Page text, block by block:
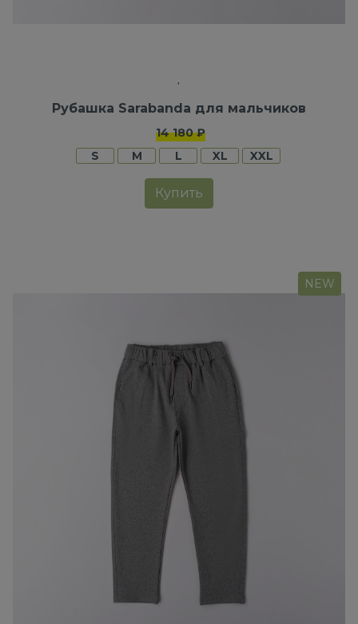
Рубашка Sarabanda для мальчиков
14 180 ₽
S
M L XL XXL
Купить
NEW